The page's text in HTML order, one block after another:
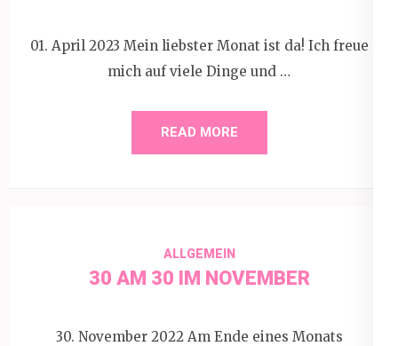
01. April 2023 Mein liebster Monat ist da! Ich freue
mich auf viele Dinge und …
READ MORE
ALLGEMEIN
30 AM 30 IM NOVEMBER
30. November 2022 Am Ende eines Monats